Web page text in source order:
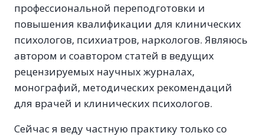
профессиональной переподготовки и
повышения квалификации для клинических
психологов, психиатров, наркологов. Являюсь
автором и соавтором статей в ведущих
рецензируемых научных журналах,
монографий, методических рекомендаций
для врачей и клинических психологов.
Сейчас я веду частную практику только со